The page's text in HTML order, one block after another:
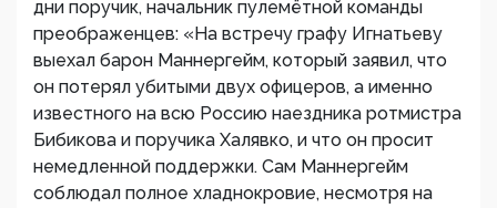
дни поручик, начальник пулемётной команды
преображенцев: «На встречу графу Игнатьеву
выехал барон Маннергейм, который заявил, что
он потерял убитыми двух офицеров, а именно
известного на всю Poccию наездника ротмистра
Бибикова и поручика Халявко, и что он просит
немедленной поддержки. Сам Маннергейм
соблюдал полное хладнокровие, несмотря на